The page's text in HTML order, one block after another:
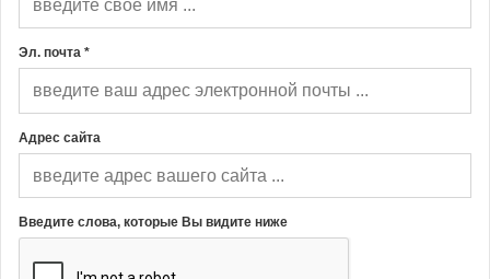
Эл. почта *
Адрес сайта
Введите слова, которые Вы видите ниже